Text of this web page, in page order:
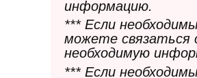
информацию.
*** Если
можете связаться
необходимую
*** Если